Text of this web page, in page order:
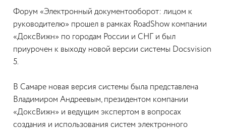
Форум «Электронный документооборот: лицом к
руководителю» прошел в рамках RoadShow компании
«ДоксВижн» по городам России и СНГ и был
приурочен к выходу новой версии системы Docsvision
5.
В Самаре новая версия системы была представлена
Владимиром Андреевым, президентом компании
«ДоксВижн» и ведущим экспертом в вопросах
создания и использования систем электронного